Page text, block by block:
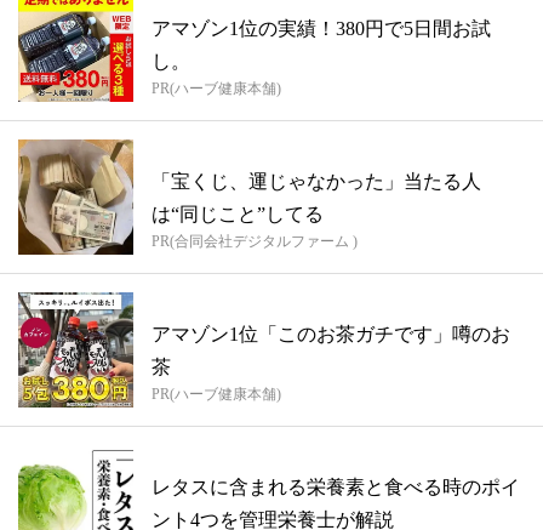
アマゾン1位の実績！380円で5日間お試
し。
PR(ハーブ健康本舗)
「宝くじ、運じゃなかった」当たる人
は“同じこと”してる
PR(合同会社デジタルファーム )
アマゾン1位「このお茶ガチです」噂のお
茶
PR(ハーブ健康本舗)
レタスに含まれる栄養素と食べる時のポイ
ント4つを管理栄養士が解説